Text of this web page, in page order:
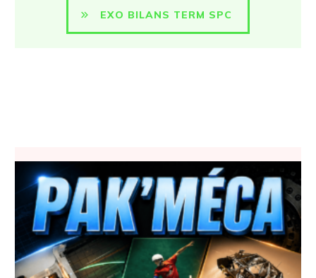
EXO BILANS TERM SPC